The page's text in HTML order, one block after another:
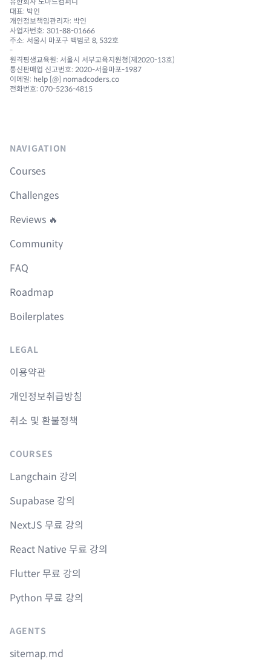
대표: 박인
개인정보책임관리자: 박인
사업자번호: 301-88-01666
주소: 서울시 마포구 백범로 8, 532호
-
원격평생교육원: 서울시 서부교육지원청(제2020-13호)
통신판매업 신고번호: 2020-서울마포-1987
이메일: help [@] nomadcoders.co
전화번호: 070-5236-4815
NAVIGATION
Courses
Challenges
Reviews 🔥
Community
FAQ
Roadmap
Boilerplates
LEGAL
이용약관
개인정보취급방침
취소 및 환불정책
COURSES
Langchain 강의
Supabase 강의
NextJS 무료 강의
React Native 무료 강의
Flutter 무료 강의
Python 무료 강의
AGENTS
sitemap.md